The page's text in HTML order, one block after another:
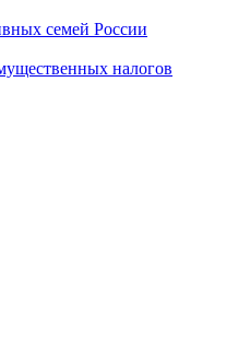
семей России
налогов